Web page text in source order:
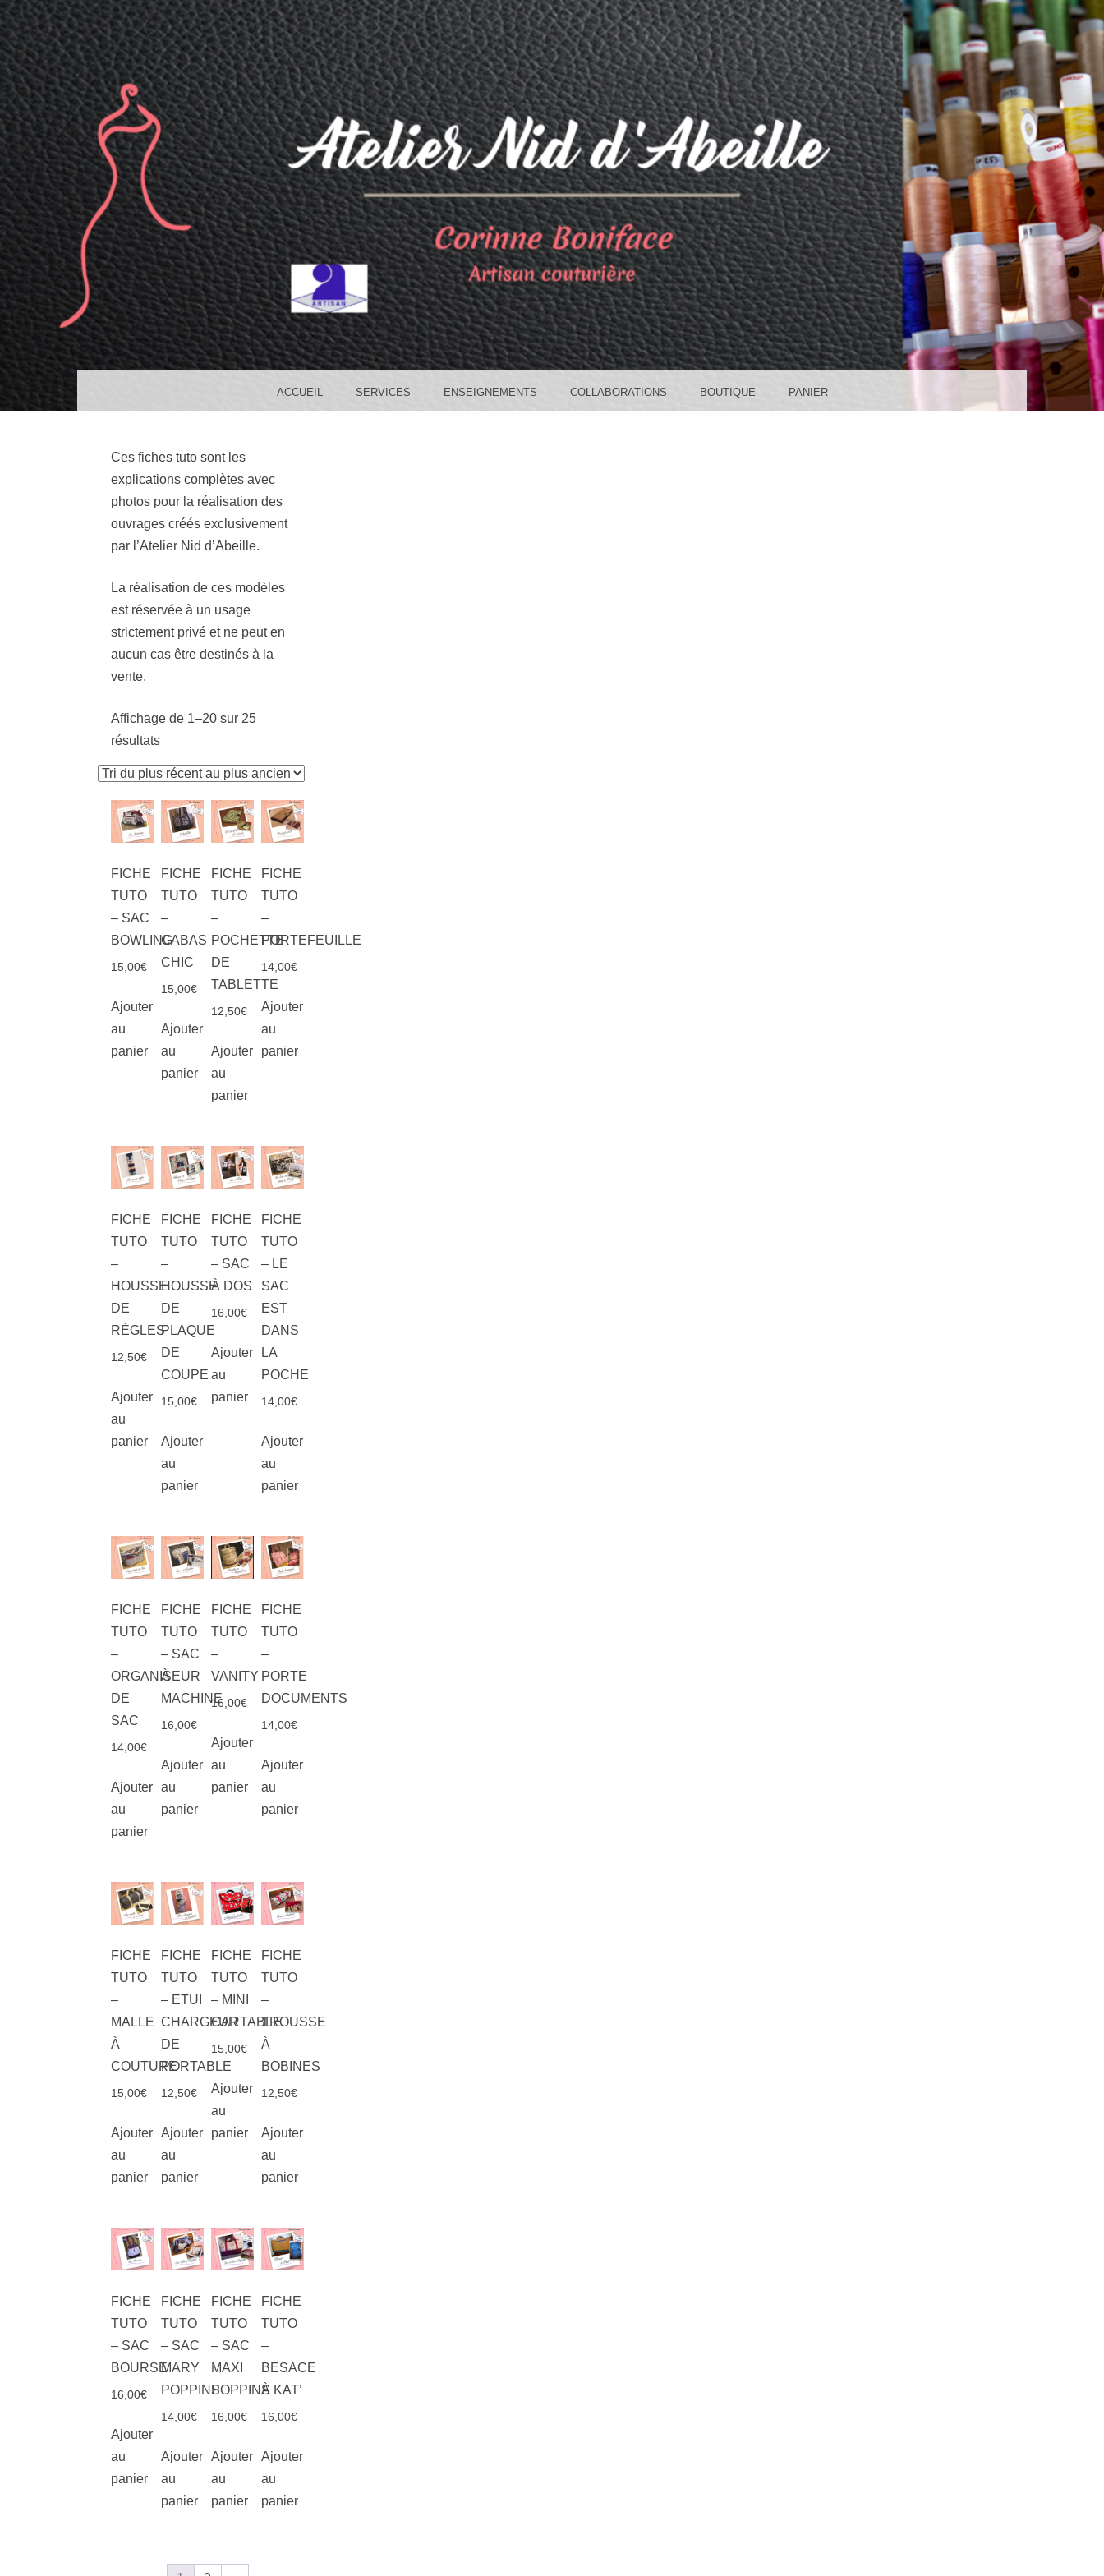
ACCUEIL SERVICES ENSEIGNEMENTS COLLABORATIONS BOUTIQUE PANIER
Ces fiches tuto sont les
explications complètes avec
photos pour la réalisation des
ouvrages créés exclusivement
par l’Atelier Nid d’Abeille.
La réalisation de ces modèles
est réservée à un usage
strictement privé et ne peut en
aucun cas être destinés à la
vente.
Affichage de 1–20 sur 25
résultats
FICHE
TUTO
– SAC
BOWLING
15,00€
Ajouter
au
panier
FICHE
TUTO
–
CABAS
CHIC
15,00€
Ajouter
au
panier
FICHE
TUTO
–
POCHETTE
DE
TABLETTE
12,50€
Ajouter
au
panier
FICHE
TUTO
–
PORTEFEUILLE
14,00€
Ajouter
au
panier
FICHE
TUTO
–
HOUSSE
DE
RÈGLES
12,50€
Ajouter
au
panier
FICHE
TUTO
–
HOUSSE
DE
PLAQUE
DE
COUPE
15,00€
Ajouter
au
panier
FICHE
TUTO
– SAC
À DOS
16,00€
Ajouter
au
panier
FICHE
TUTO
– LE
SAC
EST
DANS
LA
POCHE
14,00€
Ajouter
au
panier
FICHE
TUTO
–
ORGANISEUR
DE
SAC
14,00€
Ajouter
au
panier
FICHE
TUTO
– SAC
À
MACHINE
16,00€
Ajouter
au
panier
FICHE
TUTO
–
VANITY
16,00€
Ajouter
au
panier
FICHE
TUTO
–
PORTE
DOCUMENTS
14,00€
Ajouter
au
panier
FICHE
TUTO
–
MALLE
À
COUTURE
15,00€
Ajouter
au
panier
FICHE
TUTO
– ETUI
CHARGEUR
DE
PORTABLE
12,50€
Ajouter
au
panier
FICHE
TUTO
– MINI
CARTABLE
15,00€
Ajouter
au
panier
FICHE
TUTO
–
TROUSSE
À
BOBINES
12,50€
Ajouter
au
panier
FICHE
TUTO
– SAC
BOURSE
16,00€
Ajouter
au
panier
FICHE
TUTO
– SAC
MARY
POPPINS
14,00€
Ajouter
au
panier
FICHE
TUTO
– SAC
MAXI
POPPINS
16,00€
Ajouter
au
panier
FICHE
TUTO
–
BESACE
À KAT’
16,00€
Ajouter
au
panier